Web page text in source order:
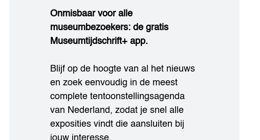
Onmisbaar voor alle
museumbezoekers: de gratis
Museumtijdschrift+ app.
Blijf op de hoogte van al het nieuws
en zoek eenvoudig in de meest
complete tentoonstellingsagenda
van Nederland, zodat je snel alle
exposities vindt die aansluiten bij